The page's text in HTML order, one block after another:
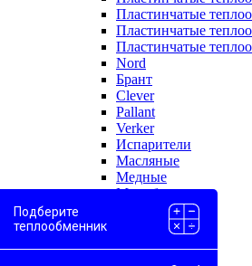
Пластинчатые
Пластинчатые
Пластинчатые
Nord
Брант
Clever
Pallant
Verker
Испарители
Масляные
Медные
Моноблоки
Одноходовые
Пароводяные
Подберите
теплообменник